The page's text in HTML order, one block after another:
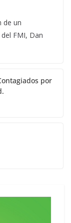
de un
FMI, Dan
por